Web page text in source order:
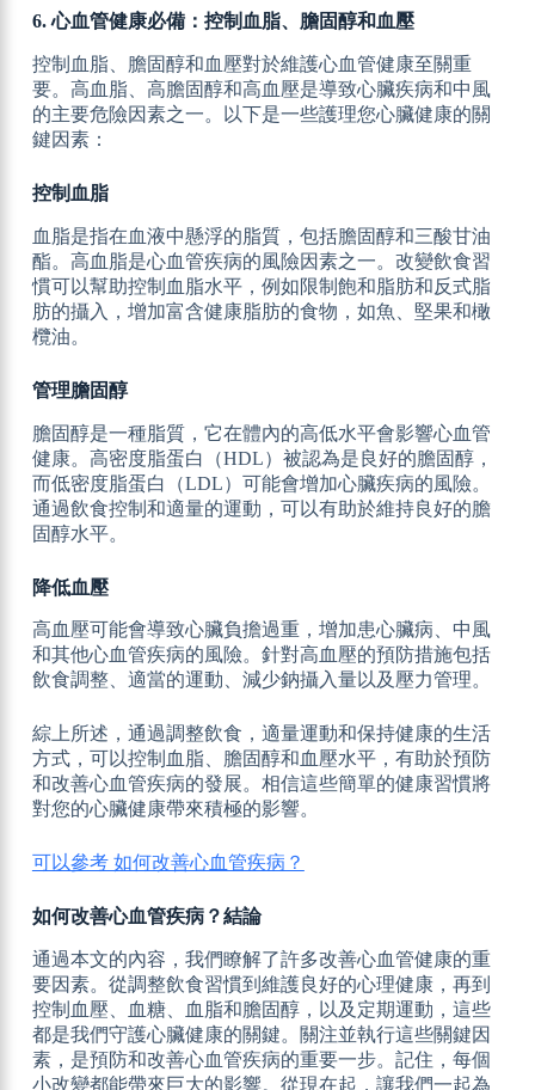
6. 心血管健康必備：控制血脂、膽固醇和血壓
控制血脂、膽固醇和血壓對於維護心血管健康至關重
要。高血脂、高膽固醇和高血壓是導致心臟疾病和中風
的主要危險因素之一。以下是一些護理您心臟健康的關
鍵因素：
控制血脂
血脂是指在血液中懸浮的脂質，包括膽固醇和三酸甘油
酯。高血脂是心血管疾病的風險因素之一。改變飲食習
慣可以幫助控制血脂水平，例如限制飽和脂肪和反式脂
肪的攝入，增加富含健康脂肪的食物，如魚、堅果和橄
欖油。
管理膽固醇
膽固醇是一種脂質，它在體內的高低水平會影響心血管
健康。高密度脂蛋白（HDL）被認為是良好的膽固醇，
而低密度脂蛋白（LDL）可能會增加心臟疾病的風險。
通過飲食控制和適量的運動，可以有助於維持良好的膽
固醇水平。
降低血壓
高血壓可能會導致心臟負擔過重，增加患心臟病、中風
和其他心血管疾病的風險。針對高血壓的預防措施包括
飲食調整、適當的運動、減少鈉攝入量以及壓力管理。
綜上所述，通過調整飲食，適量運動和保持健康的生活
方式，可以控制血脂、膽固醇和血壓水平，有助於預防
和改善心血管疾病的發展。相信這些簡單的健康習慣將
對您的心臟健康帶來積極的影響。
可以參考 如何改善心血管疾病？
如何改善心血管疾病？結論
通過本文的內容，我們瞭解了許多改善心血管健康的重
要因素。從調整飲食習慣到維護良好的心理健康，再到
控制血壓、血糖、血脂和膽固醇，以及定期運動，這些
都是我們守護心臟健康的關鍵。關注並執行這些關鍵因
素，是預防和改善心血管疾病的重要一步。記住，每個
小改變都能帶來巨大的影響。從現在起，讓我們一起為